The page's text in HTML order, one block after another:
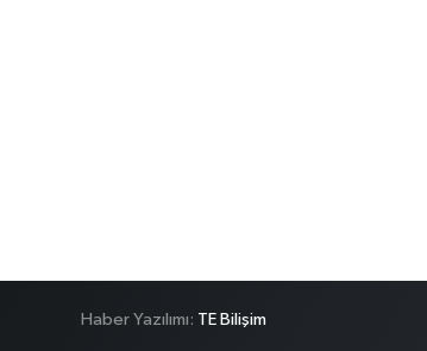
Haber Yazılımı: TE Bilişim